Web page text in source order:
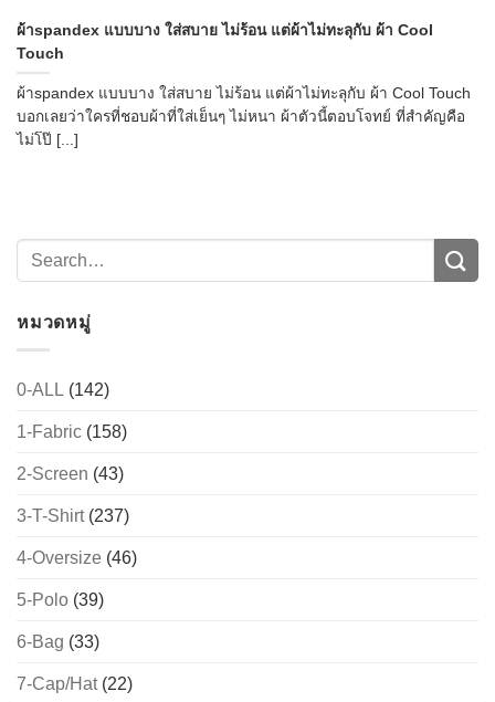
ผ้าspandex แบบบาง ใส่สบาย ไม่ร้อน แต่ผ้าไม่ทะลุกับ ผ้า Cool
Touch
ผ้าspandex แบบบาง ใส่สบาย ไม่ร้อน แต่ผ้าไม่ทะลุกับ ผ้า Cool Touch
บอกเลยว่าใครที่ชอบผ้าที่ใส่เย็นๆ ไม่หนา ผ้าตัวนี้ตอบโจทย์ ที่สำคัญคือ
ไม่โป๊ [...]
หมวดหมู่
0-ALL (142)
1-Fabric (158)
2-Screen (43)
3-T-Shirt(237)
4-Oversize (46)
5-Polo (39)
6-Bag (33)
7-Cap/Hat(22)